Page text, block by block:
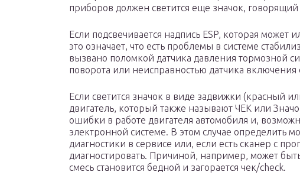
приборов должен светится еще значок,
Если подсвечивается надпись ESP, которая может
это означает, что есть проблемы в системе
вызвано поломкой датчика давления тормозной
поворота или неисправностью датчика включения
Если светится значок в виде задвижки (красный
двигатель, который также называют ЧЕК или
ошибки в работе двигателя автомобиля и,
электронной системе. В этом случае определить
диагностики в сервисе или, если есть сканер с
диагностировать. Причиной, например, может
смесь становится бедной и загорается чек/check.